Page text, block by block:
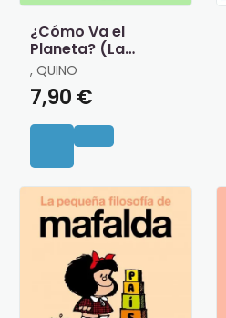
¿Cómo Va el
Planeta? (La
Pequeña Filosofía
de Mafalda)
, QUINO
7,90 €